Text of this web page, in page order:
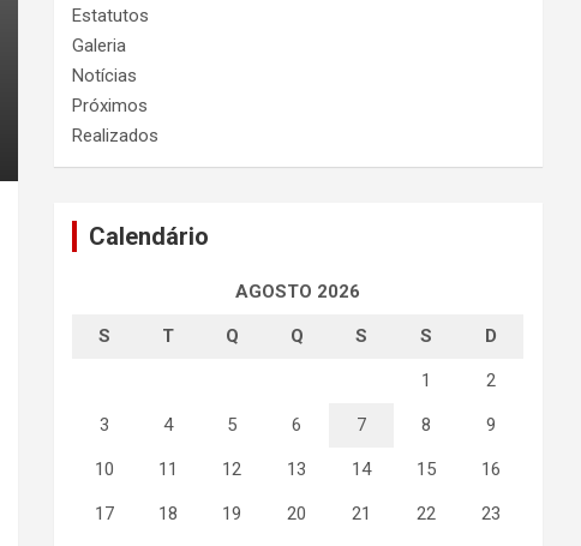
Estatutos
Galeria
Notícias
Próximos
Realizados
Calendário
AGOSTO 2026
S T Q Q S S D
1 2
3 4 5 6 7 8 9
10 11 12 13 14 15 16
17 18 19 20 21 22 23